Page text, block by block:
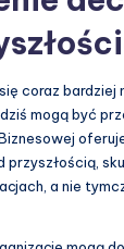
coraz bardziej
mogą być
przyszłością,
a nie